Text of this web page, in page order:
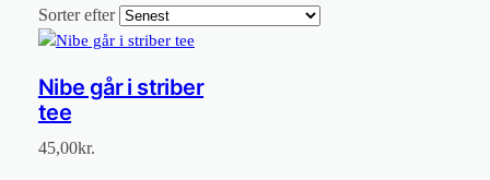
Sorter efter
Nibe går i striber
tee
45,00kr.